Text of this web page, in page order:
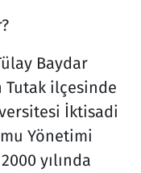
Baydar
Tutak ilçesinde
İktisadi
Yönetimi
yılında